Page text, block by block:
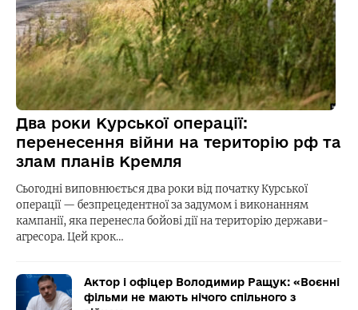
Два роки Курської операції:
перенесення війни на територію рф та
злам планів Кремля
Сьогодні виповнюється два роки від початку Курської
операції — безпрецедентної за задумом і виконанням
кампанії, яка перенесла бойові дії на територію держави-
агресора. Цей крок…
Актор і офіцер Володимир Ращук: «Воєнні
фільми не мають нічого спільного з